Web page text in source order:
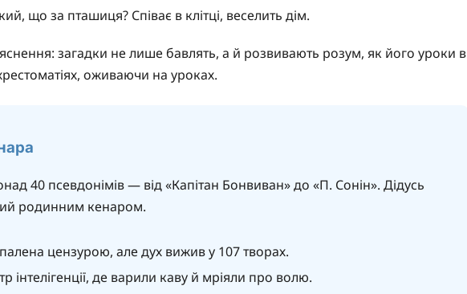
що за пташиця? Співає в клітці, веселить дім.
загадки не лише бавлять, а й розвивають розум, як його уроки в
оживаючи на уроках.
40 псевдонімів — від «Капітан Бонвиван» до «П. Сонін». Дідусь
родинним кенаром.
цензурою, але дух вижив у 107 творах.
інтелігенції, де варили каву й мріяли про волю.